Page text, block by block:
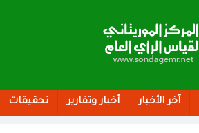
آخر الأخبار أخبار وتقارير تحقيقات